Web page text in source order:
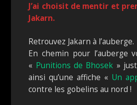
J’ai choisit de mentir et
Jakarn.
Retrouvez Jakarn à l’auberge.
En chemin pour l’auberge
« Punitions de Bhosek »
ainsi qu’une affiche « Un
contre les gobelins au nord !